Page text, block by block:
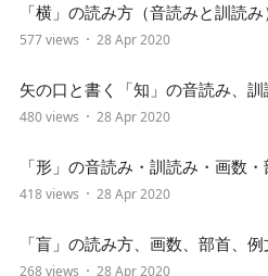
「横」の読み方（音読みと訓読
577 views 28 Apr 2020
矢の口と書く「知」の音読み、
480 views 28 Apr 2020
「形」の音読み・訓読み・画数
418 views 28 Apr 2020
「盲」の読み方、画数、部首、
268 views 28 Apr 2020